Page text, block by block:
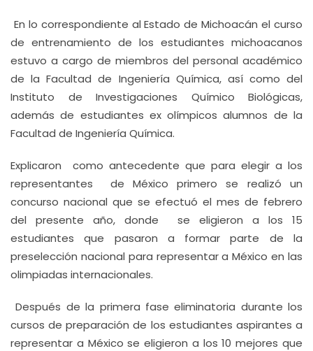
En lo correspondiente al Estado de Michoacán el curso
de entrenamiento de los estudiantes michoacanos
estuvo a cargo de miembros del personal académico
de la Facultad de Ingeniería Química, así como del
Instituto de Investigaciones Químico Biológicas,
además de estudiantes ex olímpicos alumnos de la
Facultad de Ingeniería Química.
Explicaron como antecedente que para elegir a los
representantes de México primero se realizó un
concurso nacional que se efectuó el mes de febrero
del presente año, donde se eligieron a los 15
estudiantes que pasaron a formar parte de la
preselección nacional para representar a México en las
olimpiadas internacionales.
Después de la primera fase eliminatoria durante los
cursos de preparación de los estudiantes aspirantes a
representar a México se eligieron a los 10 mejores que